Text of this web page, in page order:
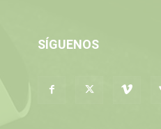
SÍGUENOS